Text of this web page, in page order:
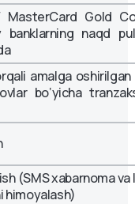
Gold
banklarning naqd
amalga
bo‘yicha
(SMS xabarnoma
himoyalash)